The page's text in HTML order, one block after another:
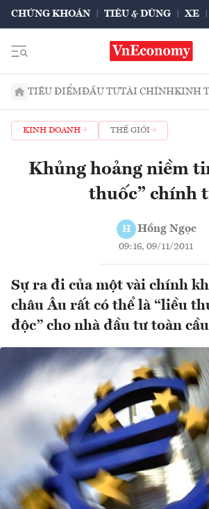
CHỨNG KHOÁN TIÊU & DÙNG XE
TIÊU ĐIỂMĐẦU TƯTÀI CHÍNHKINH
KINH DOANH THẾ GIỚI
Khủng hoảng niềm
thuốc” chính
H Hồng Ngọc
09:16, 09/11/2011
Sự ra đi của một vài chính
châu Âu rất có thể là “liều
độc” cho nhà đầu tư toàn cầu